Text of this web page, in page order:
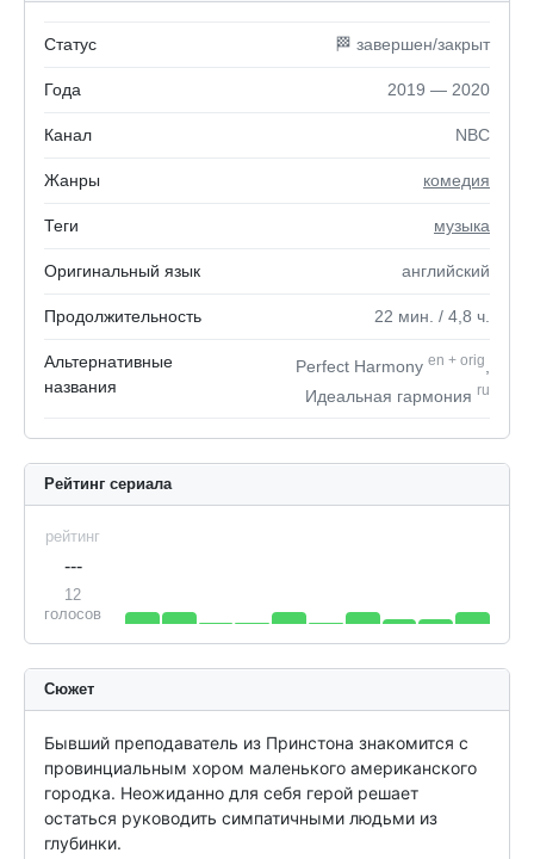
Статус 🏁 завершен/закрыт
Года 2019 — 2020
Канал NBC
Жанры комедия
Теги музыка
Оригинальный язык английский
Продолжительность 22 мин. / 4,8 ч.
Альтернативные
названия
Perfect Harmony en + orig
Идеальная гармония ru
Рейтинг сериала
рейтинг
---
12
голосов
Сюжет
Бывший преподаватель из Принстона знакомится с
провинциальным хором маленького американского
городка. Неожиданно для себя герой решает
остаться руководить симпатичными людьми из
глубинки.